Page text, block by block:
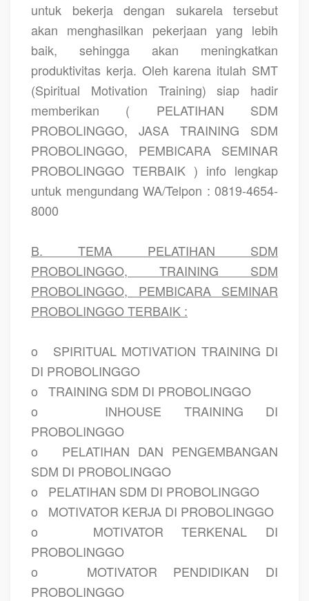
untuk bekerja dengan sukarela tersebut
akan menghasilkan pekerjaan yang lebih
baik, sehingga akan meningkatkan
produktivitas kerja. Oleh karena itulah SMT
(Spiritual Motivation Training) siap hadir
memberikan ( PELATIHAN SDM
PROBOLINGGO, JASA TRAINING SDM
PROBOLINGGO, PEMBICARA SEMINAR
PROBOLINGGO TERBAIK ) info lengkap
untuk mengundang WA/Telpon : 0819-4654-
8000
B. TEMA PELATIHAN SDM
PROBOLINGGO, TRAINING SDM
PROBOLINGGO, PEMBICARA SEMINAR
PROBOLINGGO TERBAIK :
o
SPIRITUAL MOTIVATION TRAINING DI
DI PROBOLINGGO
o
TRAINING SDM DI PROBOLINGGO
o
INHOUSE TRAINING DI
PROBOLINGGO
o
PELATIHAN DAN PENGEMBANGAN
SDM DI PROBOLINGGO
o
PELATIHAN SDM DI PROBOLINGGO
o
MOTIVATOR KERJA DI PROBOLINGGO
o
MOTIVATOR TERKENAL DI
PROBOLINGGO
o
MOTIVATOR PENDIDIKAN DI
PROBOLINGGO